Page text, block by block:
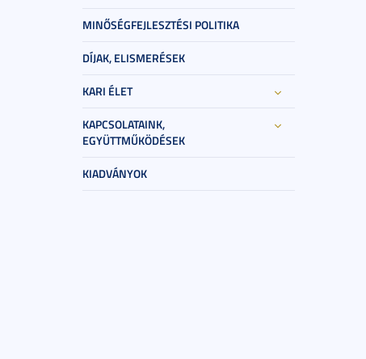
MINŐSÉGFEJLESZTÉSI POLITIKA
DÍJAK, ELISMERÉSEK
KARI ÉLET
KAPCSOLATAINK,
EGYÜTTMŰKÖDÉSEK
KIADVÁNYOK